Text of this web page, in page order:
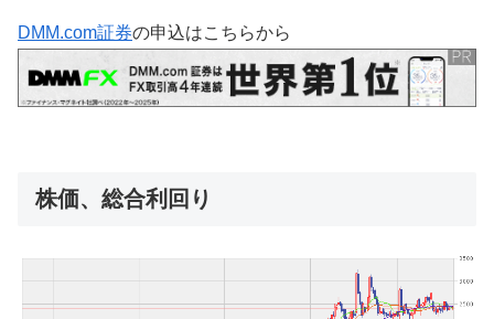
DMM.com証券の申込はこちらから
株価、総合利回り